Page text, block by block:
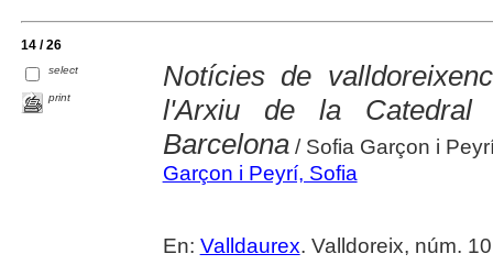
14 / 26
select
print
Notícies de
l'Arxiu de la
Barcelona/ Sofia Garçon i
Garçon i Peyrí, Sofia
En: Valldaurex. Valldoreix, núm.